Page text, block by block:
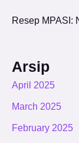
Resep MPASI:
Arsip
April 2025
March 2025
February 2025